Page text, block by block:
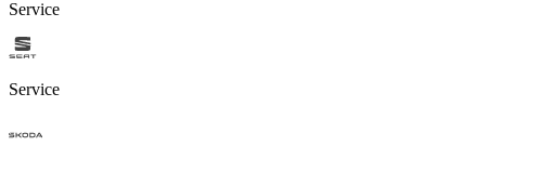
Service
Service